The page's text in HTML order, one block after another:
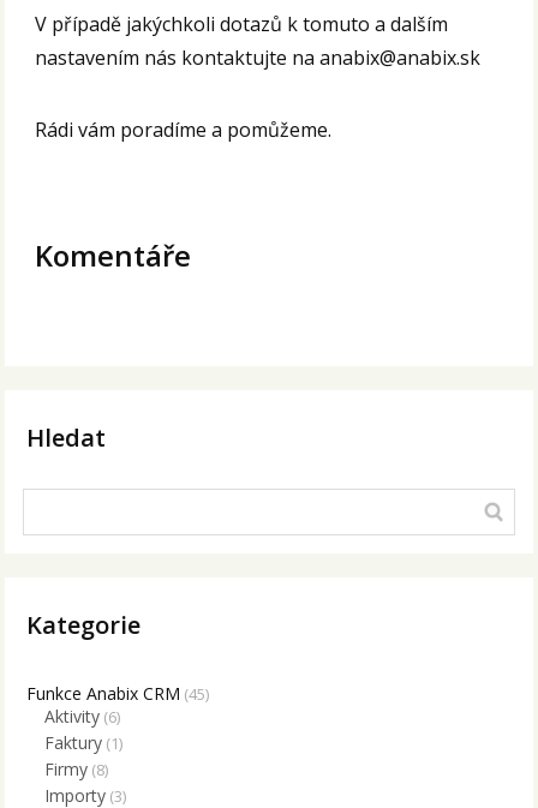
V případě jakýchkoli dotazů k tomuto a dalším
nastavením nás kontaktujte na anabix@anabix.sk
Rádi vám poradíme a pomůžeme.
Komentáře
Hledat
Kategorie
Funkce Anabix CRM (45)
Aktivity (6)
Faktury (1)
Firmy (8)
Importy (3)